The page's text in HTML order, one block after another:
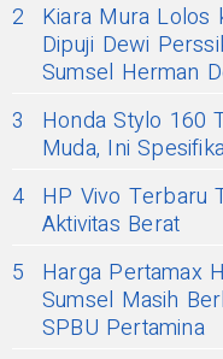
2
Kiara Mura Lolos
Dipuji Dewi
Sumsel Herman
3
Honda Stylo 160
Muda, Ini
4 HP Vivo Terbaru
Aktivitas Berat
5
Harga Pertamax
Sumsel Masih
SPBU Pertamina